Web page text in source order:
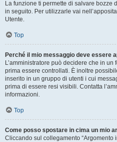
La funzione ti permette di salvare bozze
in seguito. Per utilizzarle vai
Utente.
Top
Perché il mio messaggio deve essere
L’amministratore può decidere che in
prima essere controllati. È inoltre
inserito in un gruppo di utenti i cui
prima di essere resi visibili. Contatta
informazioni.
Top
Come posso spostare in cima un mio
Cliccando sul collegamento “Argomento